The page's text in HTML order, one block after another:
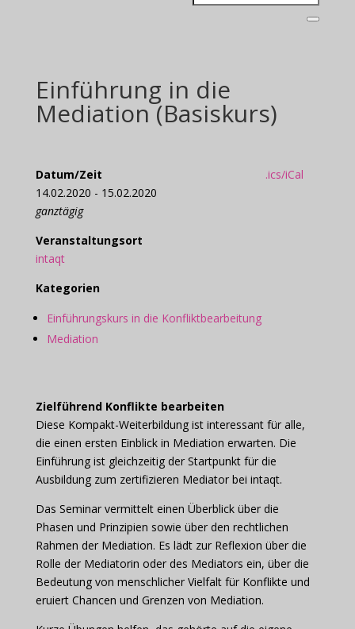
Einführung in die
Mediation (Basiskurs)
.ics/iCal
Datum/Zeit
14.02.2020 - 15.02.2020
ganztägig
Veranstaltungsort
intaqt
Kategorien
Einführungskurs in die Konfliktbearbeitung
Mediation
Zielführend Konflikte bearbeiten
Diese Kompakt-Weiterbildung ist interessant für alle,
die einen ersten Einblick in Mediation erwarten. Die
Einführung ist gleichzeitig der Startpunkt für die
Ausbildung zum zertifizieren Mediator bei intaqt.
Das Seminar vermittelt einen Überblick über die
Phasen und Prinzipien sowie über den rechtlichen
Rahmen der Mediation. Es lädt zur Reflexion über die
Rolle der Mediatorin oder des Mediators ein, über die
Bedeutung von menschlicher Vielfalt für Konflikte und
eruiert Chancen und Grenzen von Mediation.